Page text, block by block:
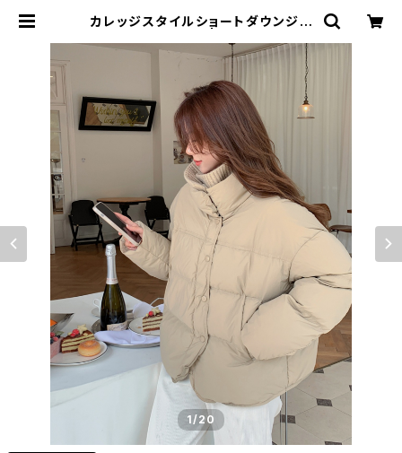
カレッジスタイルショートダウンジャ
入荷勢揃い！全品送料無料です♪
1/20